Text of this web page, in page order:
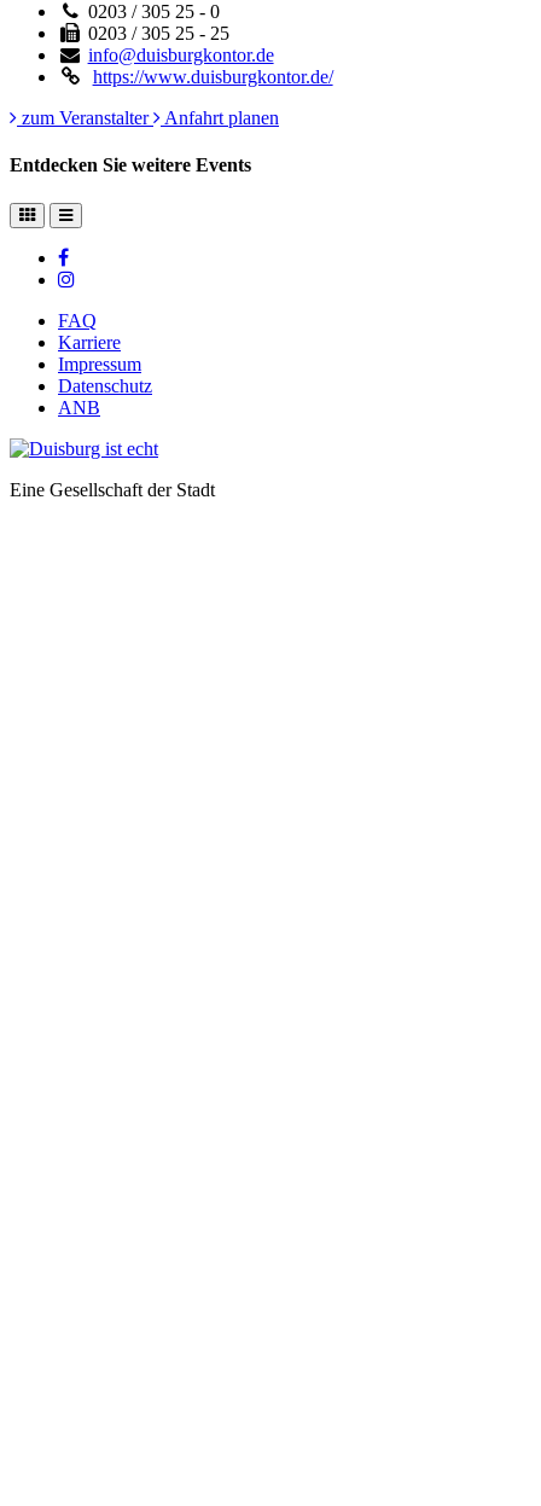
0203 / 305 25 - 0
0203 / 305 25 - 25
info@duisburgkontor.de
https://www.duisburgkontor.de/
zum Veranstalter
Anfahrt planen
Entdecken Sie weitere Events
FAQ
Karriere
Impressum
Datenschutz
ANB
Eine Gesellschaft der Stadt